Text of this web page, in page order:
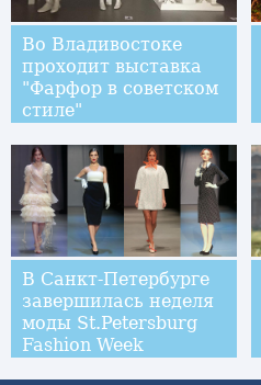
Во Владивостоке
проходит выставка
"Фарфор в советском
стиле"
В Санкт-Петербурге
завершилась неделя
моды St.Petersburg
Fashion Week